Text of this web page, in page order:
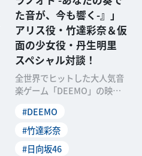
た音が、今も響く-』」
アリス役・竹達彩奈＆仮
面の少女役・丹生明里
スペシャル対談！
全世界でヒットした大人気音
楽ゲーム「DEEMO」の映画
MO サクラノオト
#DEEMO
#竹達彩奈
#日向坂46